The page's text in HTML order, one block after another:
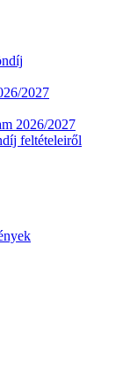
2027
2026/2027
feltételeiről